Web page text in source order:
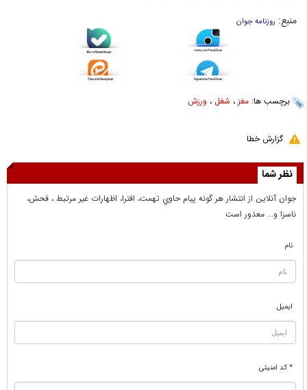
منبع: روزنامه جوان
برچسب ها: مغز ، شغل ، ورزش
گزارش خطا
نظر شما
جوان آنلاين از انتشار هر گونه پيام حاوي تهمت، افترا، اظهارات غير مرتبط ، فحش،
ناسزا و... معذور است
نام
ایمیل
* کد امنیتی